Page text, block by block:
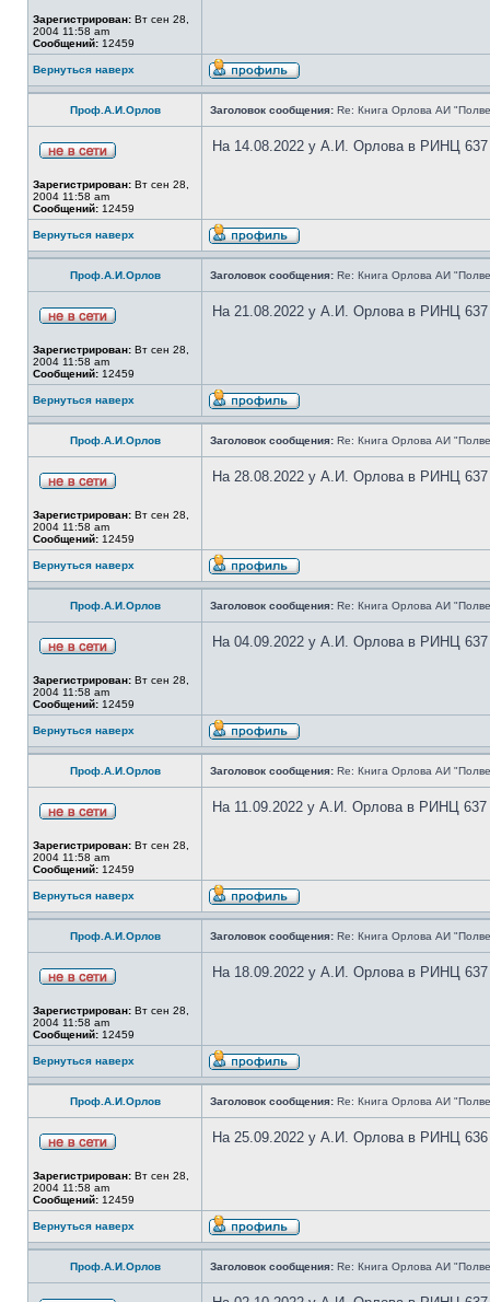
Зарегистрирован: Вт сен 28,
2004 11:58 am
Сообщений: 12459
Вернуться наверх
Проф.А.И.Орлов Заголовок сообщения: Re: Книга Орлова АИ
Зарегистрирован: Вт сен 28,
2004 11:58 am
Сообщений: 12459
На 14.08.2022 у А.И. Орлова в РИНЦ 637
Вернуться наверх
Проф.А.И.Орлов Заголовок сообщения: Re: Книга Орлова АИ
Зарегистрирован: Вт сен 28,
2004 11:58 am
Сообщений: 12459
На 21.08.2022 у А.И. Орлова в РИНЦ 637
Вернуться наверх
Проф.А.И.Орлов Заголовок сообщения: Re: Книга Орлова АИ
Зарегистрирован: Вт сен 28,
2004 11:58 am
Сообщений: 12459
На 28.08.2022 у А.И. Орлова в РИНЦ 637
Вернуться наверх
Проф.А.И.Орлов Заголовок сообщения: Re: Книга Орлова АИ
Зарегистрирован: Вт сен 28,
2004 11:58 am
Сообщений: 12459
На 04.09.2022 у А.И. Орлова в РИНЦ 637
Вернуться наверх
Проф.А.И.Орлов Заголовок сообщения: Re: Книга Орлова АИ
Зарегистрирован: Вт сен 28,
2004 11:58 am
Сообщений: 12459
На 11.09.2022 у А.И. Орлова в РИНЦ 637
Вернуться наверх
Проф.А.И.Орлов Заголовок сообщения: Re: Книга Орлова АИ
Зарегистрирован: Вт сен 28,
2004 11:58 am
Сообщений: 12459
На 18.09.2022 у А.И. Орлова в РИНЦ 637
Вернуться наверх
Проф.А.И.Орлов Заголовок сообщения: Re: Книга Орлова АИ
Зарегистрирован: Вт сен 28,
2004 11:58 am
Сообщений: 12459
На 25.09.2022 у А.И. Орлова в РИНЦ 636
Вернуться наверх
Проф.А.И.Орлов Заголовок сообщения: Re: Книга Орлова АИ